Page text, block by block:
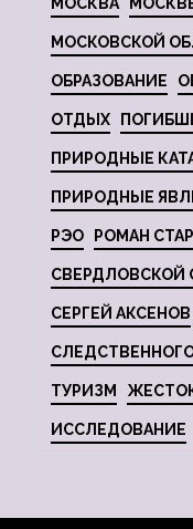
МОСКВА
МОСКОВСКОЙ
ОБРАЗОВАНИЕ
ОТДЫХ
ПРИРОДНЫЕ
ПРИРОДНЫЕ
РЭО РОМАН
СВЕРДЛОВСКОЙ
СЕРГЕЙ АКСЕНОВ
ТУРИЗМ
ИССЛЕДОВАНИЕ